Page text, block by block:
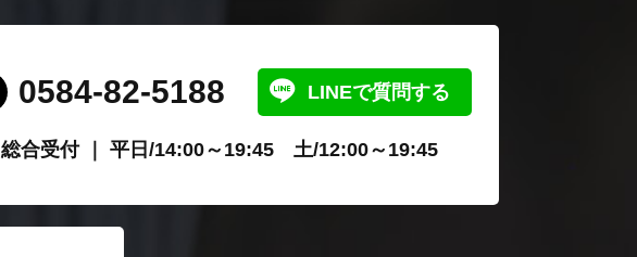
0584-82-5188 LINEで質問する
総合受付 ｜ 平日/14:00～19:45 土/12:00～19:45